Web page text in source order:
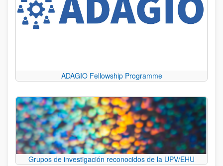
ADAGIO Fellowship Programme
Grupos de investigación reconocidos de la UPV/EHU